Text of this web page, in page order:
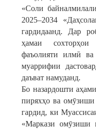
«Соли
2025–2034
гардидаанд. Дар
ҳамаи
фаъолияти илмӣ
муаррифии
даъват намуданд.
Бо назардошти
пиряхҳо ва
гардид, ки
«Маркази омӯзиши